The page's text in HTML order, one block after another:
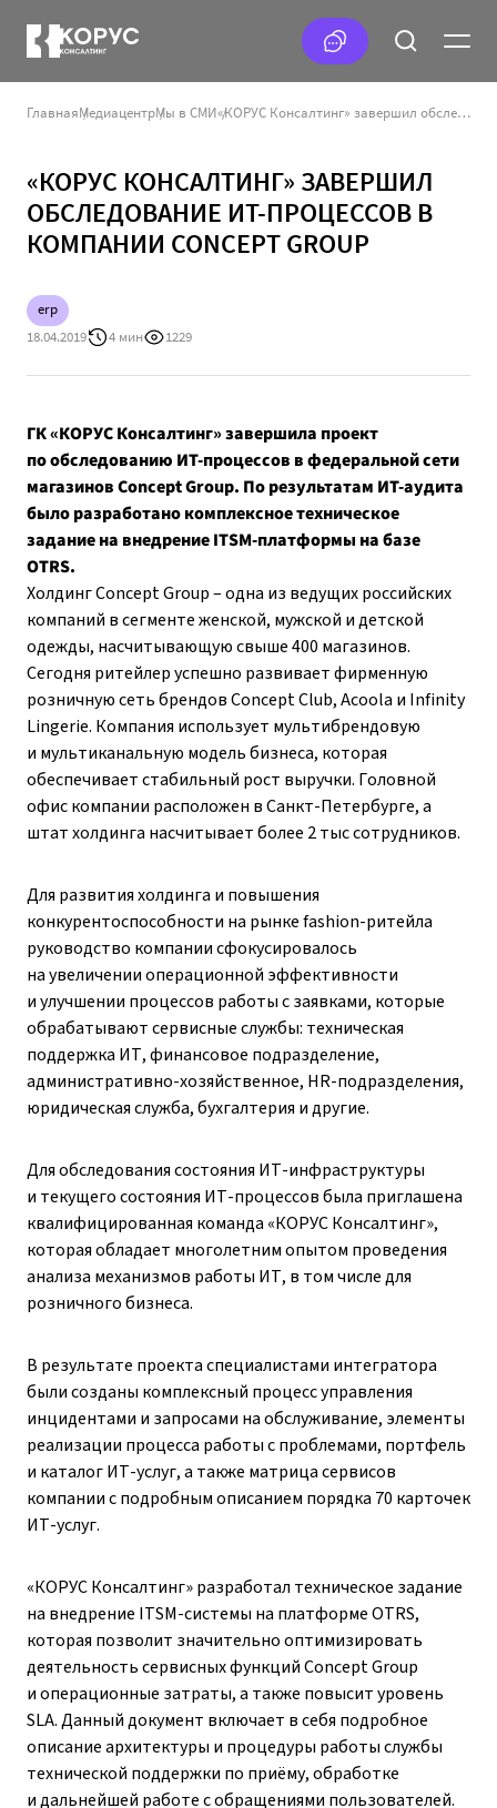
ГлавнаяМедиацентрМы в СМИ «КОРУС Консалтинг» завершил обследование ИТ-процессов в компании Concept Group
«КОРУС КОНСАЛТИНГ» ЗАВЕРШИЛ
ОБСЛЕДОВАНИЕ ИТ-ПРОЦЕССОВ В
КОМПАНИИ CONCEPT GROUP
erp
18.04.2019
4 мин 1229
ГК «КОРУС Консалтинг» завершила проект
по обследованию ИТ-процессов в федеральной сети
магазинов Concept Group. По результатам ИТ-аудита
было разработано комплексное техническое
задание на внедрение ITSM-платформы на базе
OTRS.
Холдинг Concept Group – одна из ведущих российских
компаний в сегменте женской, мужской и детской
одежды, насчитывающую свыше 400 магазинов.
Сегодня ритейлер успешно развивает фирменную
розничную сеть брендов Concept Club, Acoola и Infinity
Lingerie. Компания использует мультибрендовую
и мультиканальную модель бизнеса, которая
обеспечивает стабильный рост выручки. Головной
офис компании расположен в Санкт-Петербурге, а
штат холдинга насчитывает более 2 тыс сотрудников.
Для развития холдинга и повышения
конкурентоспособности на рынке fashion-ритейла
руководство компании сфокусировалось
на увеличении операционной эффективности
и улучшении процессов работы с заявками, которые
обрабатывают сервисные службы: техническая
поддержка ИТ, финансовое подразделение,
административно-хозяйственное, HR-подразделения,
юридическая служба, бухгалтерия и другие.
Для обследования состояния ИТ-инфраструктуры
и текущего состояния ИТ-процессов была приглашена
квалифицированная команда «КОРУС Консалтинг»,
которая обладает многолетним опытом проведения
анализа механизмов работы ИТ, в том числе для
розничного бизнеса.
В результате проекта специалистами интегратора
были созданы комплексный процесс управления
инцидентами и запросами на обслуживание, элементы
реализации процесса работы с проблемами, портфель
и каталог ИТ-услуг, а также матрица сервисов
компании с подробным описанием порядка 70 карточек
ИТ-услуг.
«КОРУС Консалтинг» разработал техническое задание
на внедрение ITSM-системы на платформе OTRS,
которая позволит значительно оптимизировать
деятельность сервисных функций Concept Group
и операционные затраты, а также повысит уровень
SLA. Данный документ включает в себя подробное
описание архитектуры и процедуры работы службы
технической поддержки по приёму, обработке
и дальнейшей работе с обращениями пользователей.